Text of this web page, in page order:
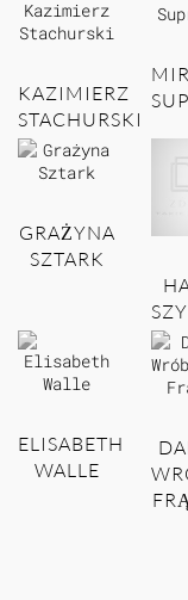
KAZIMIERZ
STACHURSKI
GRAŻYNA
SZTARK
ELISABETH
WALLE